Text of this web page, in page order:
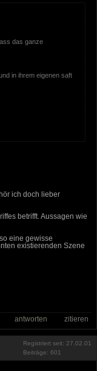
das ganze
in ihrem eigenen saft
ich doch lieber
betrifft. Aussagen wie
eine gewisse
existierenden Szene
antworten zitieren
Registriert seit: 27.02.01
Beiträge: 601